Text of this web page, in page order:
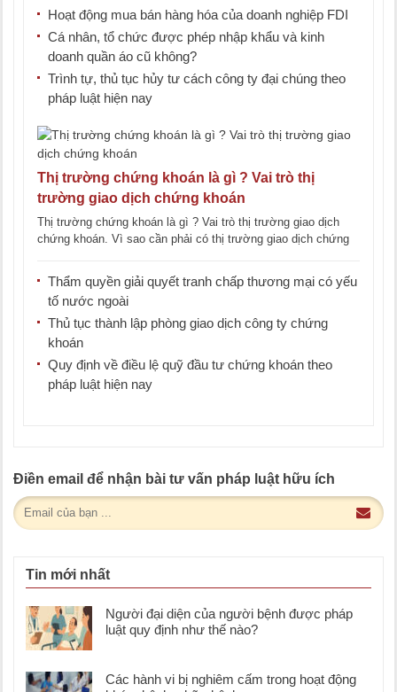
Hoạt động mua bán hàng hóa của doanh nghiệp FDI
Cá nhân, tổ chức được phép nhập khẩu và kinh
doanh quần áo cũ không?
Trình tự, thủ tục hủy tư cách công ty đại chúng theo
pháp luật hiện nay
Thị trường chứng khoán là gì ? Vai trò thị
trường giao dịch chứng khoán
Thị trường chứng khoán là gì ? Vai trò thị trường giao dịch
chứng khoán. Vì sao cần phải có thị trường giao dịch chứng
Thẩm quyền giải quyết tranh chấp thương mại có yếu
tố nước ngoài
Thủ tục thành lập phòng giao dịch công ty chứng
khoán
Quy định về điều lệ quỹ đầu tư chứng khoán theo
pháp luật hiện nay
Điền email để nhận bài tư vấn pháp luật hữu ích
Tin mới nhất
Người đại diện của người bệnh được pháp
luật quy định như thế nào?
Các hành vi bị nghiêm cấm trong hoạt động